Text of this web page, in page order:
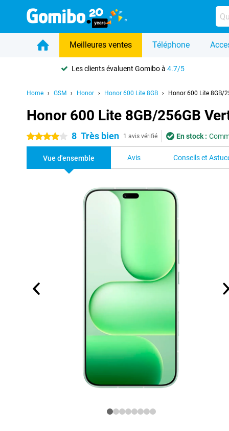
Meilleures ventes Téléphone
Les clients évaluent Gomibo à4.7/5
Home GSM Honor Honor 600 Lite 8GB Honor 600 Lite 8GB/
Honor 600 Lite 8GB/256GB
4 étoiles 8 Très bien 1 avis vérifié En stock :
Vue d'ensemble Avis Conseils et